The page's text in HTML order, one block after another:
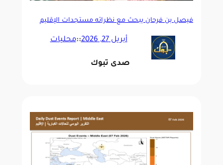
فيصل بن فرحان يبحث مع نظرائه مستجدات الإقليم
أبريل 27, 2026 ::محليات
صدى تبوك